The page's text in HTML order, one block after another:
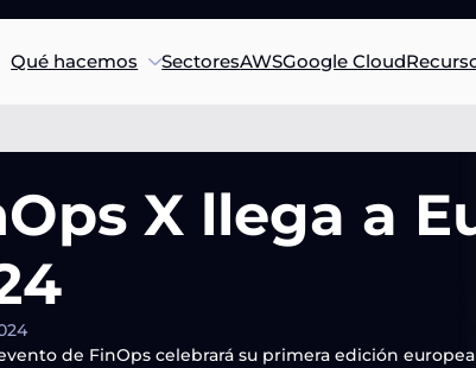
Qué hacemos SectoresAWSGoogle Cloud
X llega a
de FinOps celebrará su primera edición europea